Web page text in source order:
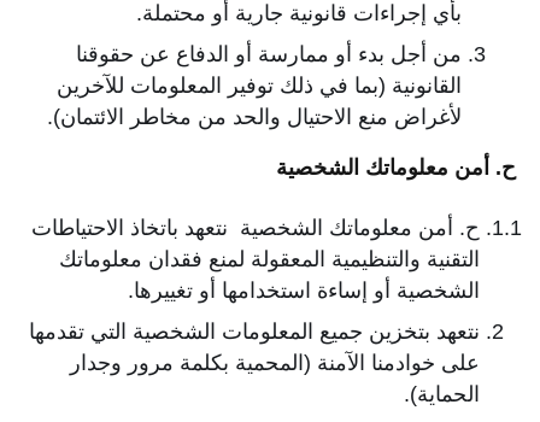
بأي إجراءات قانونية جارية أو محتملة.
من أجل بدء أو ممارسة أو الدفاع عن حقوقنا
القانونية (بما في ذلك توفير المعلومات للآخرين
لأغراض منع الاحتيال والحد من مخاطر الائتمان).
ح. أمن معلوماتك الشخصية
ح. أمن معلوماتك الشخصية نتعهد باتخاذ الاحتياطات
التقنية والتنظيمية المعقولة لمنع فقدان معلوماتك
الشخصية أو إساءة استخدامها أو تغييرها.
نتعهد بتخزين جميع المعلومات الشخصية التي تقدمها
على خوادمنا الآمنة (المحمية بكلمة مرور وجدار
الحماية).